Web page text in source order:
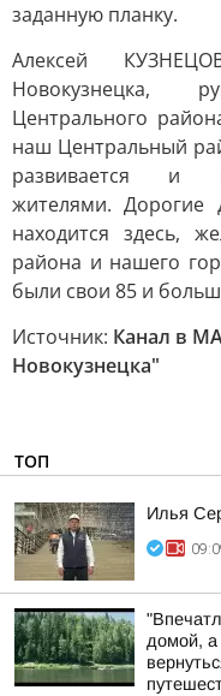
заданную планку.
Алексей
Новокузнецка,
Центрального
наш Центральный
развивается и
жителями. Дорогие
находится здесь,
района и нашего
были свои 85 и
Источник: Канал в
Новокузнецка"
ТОП
Илья
домой,